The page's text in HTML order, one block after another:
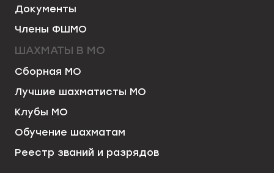
Документы
Члены ФШМО
ШАХМАТЫ В МО
Сборная МО
Лучшие шахматисты МО
Клубы МО
Обучение шахматам
Реестр званий и разрядов